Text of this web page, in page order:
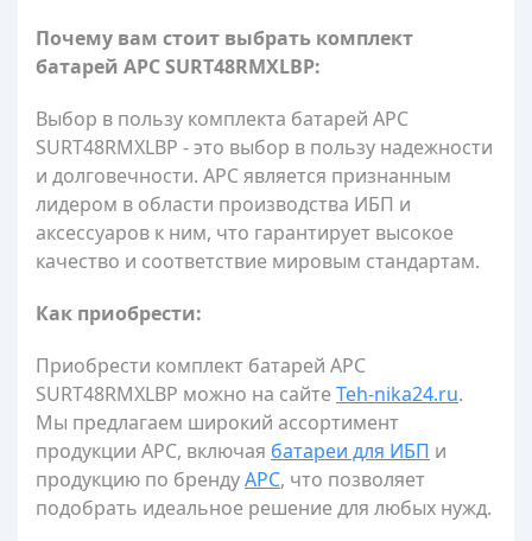
Почему вам стоит выбрать комплект
батарей APC SURT48RMXLBP:
Выбор в пользу комплекта батарей APC
SURT48RMXLBP - это выбор в пользу надежности
и долговечности. APC является признанным
лидером в области производства ИБП и
аксессуаров к ним, что гарантирует высокое
качество и соответствие мировым стандартам.
Как приобрести:
Приобрести комплект батарей APC
SURT48RMXLBP можно на сайтеTeh-nika24.ru.
Мы предлагаем широкий ассортимент
продукции APC, включая батареи для ИБП и
продукцию по брендуAPC, что позволяет
подобрать идеальное решение для любых нужд.